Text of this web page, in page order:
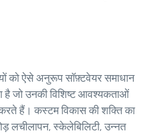
को ऐसे अनुरूप सॉफ़्टवेयर समाधान
है जो उनकी विशिष्ट आवश्यकताओं
हैं। कस्टम विकास की शक्ति का
लचीलापन, स्केलेबिलिटी, उन्नत